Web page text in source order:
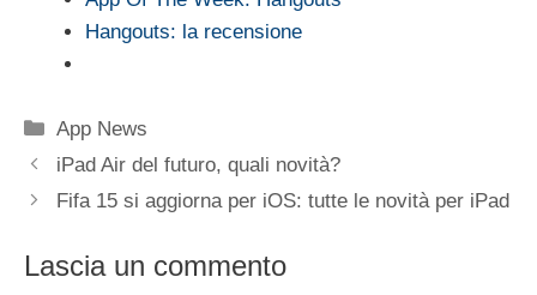
Hangouts: la recensione
Categorie
App News
iPad Air del futuro, quali novità?
Fifa 15 si aggiorna per iOS: tutte le novità per iPad
Lascia un commento